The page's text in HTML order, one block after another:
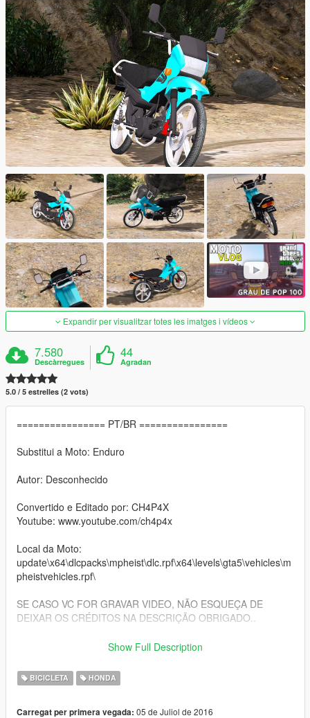
Expandir per visualitzar totes les imatges i vídeos
7.580
Descàrregues
44
Agradan
5.0 / 5 estrelles (2 vots)
================ PT/BR ================
Substitui a Moto: Enduro
Autor: Desconhecido
Convertido e Editado por: CH4P4X
Youtube: www.youtube.com/ch4p4x
Local da Moto:
update\x64\dlcpacks\mpheist\dlc.rpf\x64\levels\gta5\vehicles\m
pheistvehicles.rpf\
SE CASO VC FOR GRAVAR VIDEO, NÃO ESQUEÇA DE
DEIXAR OS CRÉDITOS NA DESCRIÇÃO OBRIGADO..
================== EN ==================
Replaces the Bike: Enduro
Youtube: www.youtube.com/ch4p4x
Show Full Description
BICICLETA HONDA
Carregat per primera vegada: 05 de Juliol de 2016